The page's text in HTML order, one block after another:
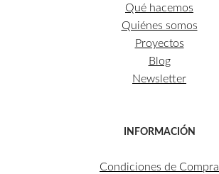
Qué hacemos
Quiénes somos
Proyectos
Blog
Newsletter
INFORMACIÓN
Condiciones de Compra